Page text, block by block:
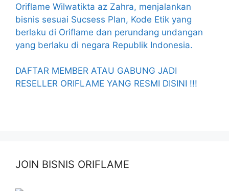
Oriflame Wilwatikta az Zahra, menjalankan
bisnis sesuai Sucsess Plan, Kode Etik yang
berlaku di Oriflame dan perundang undangan
yang berlaku di negara Republik Indonesia.
DAFTAR MEMBER ATAU GABUNG JADI
RESELLER ORIFLAME YANG RESMI DISINI !!!
JOIN BISNIS ORIFLAME